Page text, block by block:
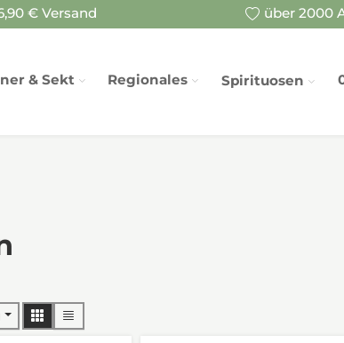
€ Versand über 2000
& Sekt Regionales Spirituosen